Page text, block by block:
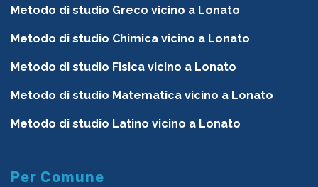
Metodo di studio Greco vicino a Lonato
Metodo di studio Chimica vicino a Lonato
Metodo di studio Fisica vicino a Lonato
Metodo di studio Matematica vicino a Lonato
Metodo di studio Latino vicino a Lonato
Per Comune